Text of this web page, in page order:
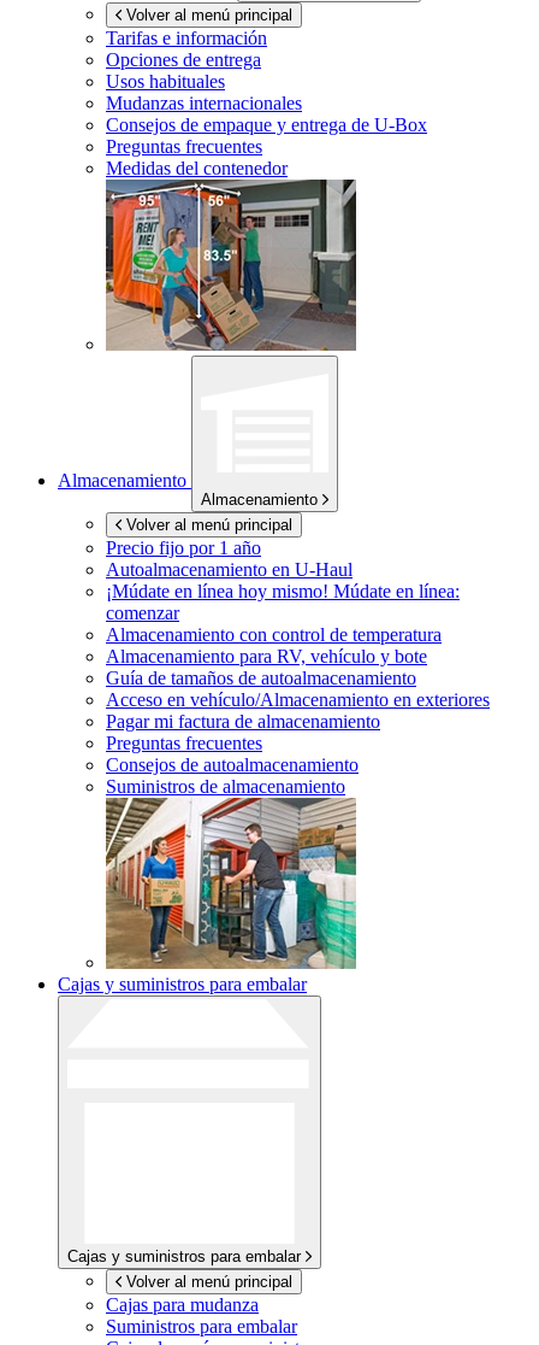
Volver al menú principal
Tarifas e información
Opciones de entrega
Usos habituales
Mudanzas internacionales
Consejos de empaque y entrega de U-Box
Preguntas frecuentes
Medidas del contenedor
Almacenamiento
Almacenamiento
Volver al menú principal
Precio fijo por 1 año
Autoalmacenamiento en U-Haul
¡Múdate en línea hoy mismo! Múdate en línea:
comenzar
Almacenamiento con control de temperatura
Almacenamiento para RV, vehículo y bote
Guía de tamaños de autoalmacenamiento
Acceso en vehículo/Almacenamiento en exteriores
Pagar mi factura de almacenamiento
Preguntas frecuentes
Consejos de autoalmacenamiento
Suministros de almacenamiento
Cajas y suministros para embalar
Cajas y suministros para embalar
Volver al menú principal
Cajas para mudanza
Suministros para embalar